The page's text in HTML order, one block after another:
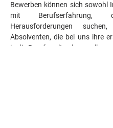
Bewerben können sich sowohl
mit Berufserfahrung,
Herausforderungen
Absolventen, die bei uns ihre
in die Berufswelt gehen wollen.